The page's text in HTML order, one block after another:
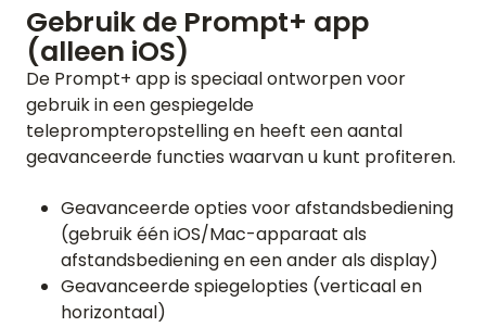
Gebruik de Prompt+ app
(alleen iOS)
De Prompt+ app is speciaal ontworpen voor
gebruik in een gespiegelde
teleprompteropstelling en heeft een aantal
geavanceerde functies waarvan u kunt profiteren.
Geavanceerde opties voor afstandsbediening
(gebruik één iOS/Mac-apparaat als
afstandsbediening en een ander als display)
Geavanceerde spiegelopties (verticaal en
horizontaal)